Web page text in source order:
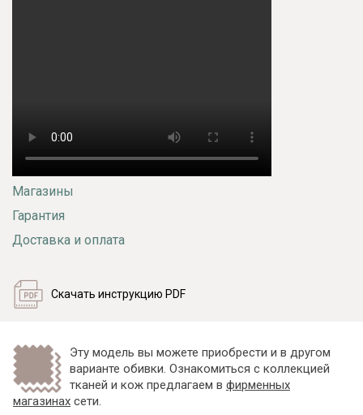
Магазины
Гарантия
Доставка и оплата
Скачать инструкцию PDF
Эту модель вы можете приобрести и в другом
варианте обивки. Ознакомиться с коллекцией
тканей и кож предлагаем в фирменных
магазинах сети.